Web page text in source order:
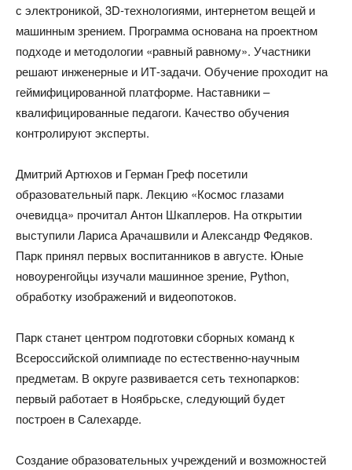
с электроникой, 3D-технологиями, интернетом вещей и
машинным зрением. Программа основана на проектном
подходе и методологии «равный равному». Участники
решают инженерные и ИТ-задачи. Обучение проходит на
геймифицированной платформе. Наставники –
квалифицированные педагоги. Качество обучения
контролируют эксперты.
Дмитрий Артюхов и Герман Греф посетили
образовательный парк. Лекцию «Космос глазами
очевидца» прочитал Антон Шкаплеров. На открытии
выступили Лариса Арачашвили и Александр Федяков.
Парк принял первых воспитанников в августе. Юные
новоуренгойцы изучали машинное зрение, Python,
обработку изображений и видеопотоков.
Парк станет центром подготовки сборных команд к
Всероссийской олимпиаде по естественно-научным
предметам. В округе развивается сеть технопарков:
первый работает в Ноябрьске, следующий будет
построен в Салехарде.
Создание образовательных учреждений и возможностей